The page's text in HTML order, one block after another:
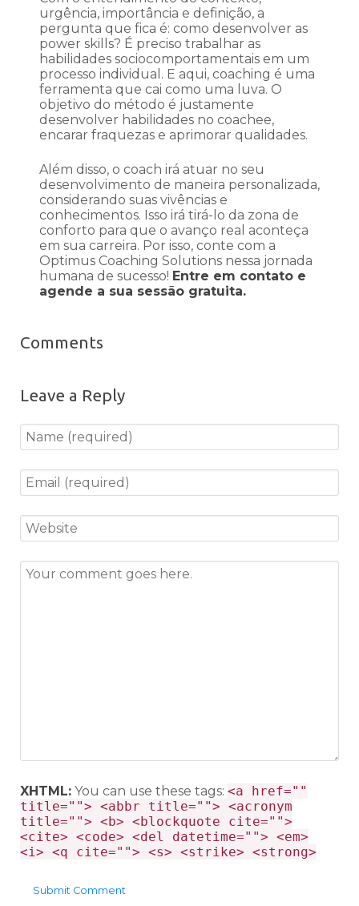
urgência, importância e definição, a
pergunta que fica é: como desenvolver as
power skills? É preciso trabalhar as
habilidades sociocomportamentais em um
processo individual. E aqui, coaching é uma
ferramenta que cai como uma luva. O
objetivo do método é justamente
desenvolver habilidades no coachee,
encarar fraquezas e aprimorar qualidades.
Além disso, o coach irá atuar no seu
desenvolvimento de maneira personalizada,
considerando suas vivências e
conhecimentos. Isso irá tirá-lo da zona de
conforto para que o avanço real aconteça
em sua carreira. Por isso, conte com a
Optimus Coaching Solutions nessa jornada
humana de sucesso! Entre em contato e
agende a sua sessão gratuita.
Comments
Leave a Reply
XHTML: You can use these tags: <a href=""
title=""> <abbr title=""> <acronym
title=""> <b> <blockquote cite="">
<cite> <code> <del datetime=""> <em>
<i> <q cite=""> <s> <strike> <strong>